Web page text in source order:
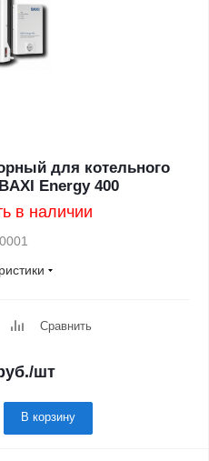
для котельного
Energy 400
в наличии
Сравнить
/шт
В корзину